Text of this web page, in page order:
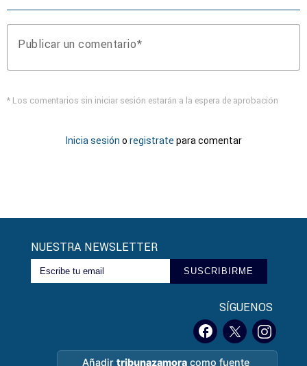
Publicar un comentario
* Los comentarios sin iniciar sesión estarán a la espera de aprobación
Inicia sesión o registrate para comentar
NUESTRA NEWSLETTER
SUSCRIBIRME
SÍGUENOS
Añadirtribunazamora como fuente